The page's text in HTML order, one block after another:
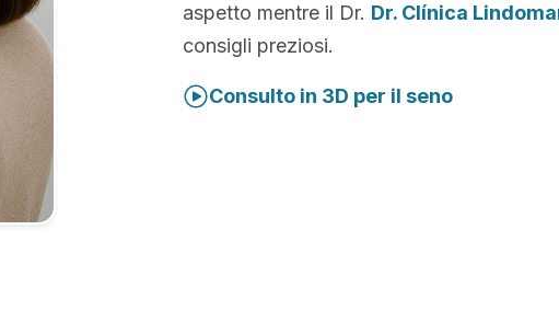
aspetto mentre il Dr. Dr. Clínica
consigli preziosi.
Consulto in 3D per il seno